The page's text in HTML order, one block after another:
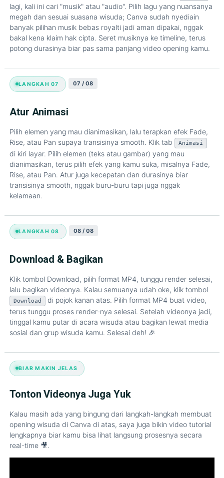
lagi, kali ini cari "musik" atau "audio". Pilih lagu yang nuansanya
megah dan sesuai suasana wisuda; Canva sudah nyediain
banyak pilihan musik bebas royalti jadi aman dipakai, nggak
bakal kena klaim hak cipta. Seret musiknya ke timeline, terus
potong durasinya biar pas sama panjang video opening kamu.
LANGKAH 07 07 / 08
Atur Animasi
Pilih elemen yang mau dianimasikan, lalu terapkan efek Fade,
Rise, atau Pan supaya transisinya smooth. Klik tab
Animasi
di kiri layar. Pilih elemen (teks atau gambar) yang mau
dianimasikan, terus pilih efek yang kamu suka, misalnya Fade,
Rise, atau Pan. Atur juga kecepatan dan durasinya biar
transisinya smooth, nggak buru-buru tapi juga nggak
kelamaan.
LANGKAH 08 08 / 08
Download & Bagikan
Klik tombol Download, pilih format MP4, tunggu render selesai,
lalu bagikan videonya. Kalau semuanya udah oke, klik tombol
Download
di pojok kanan atas. Pilih format MP4 buat video,
terus tunggu proses render-nya selesai. Setelah videonya jadi,
tinggal kamu putar di acara wisuda atau bagikan lewat media
sosial dan grup wisuda kamu. Selesai deh! 🎉
BIAR MAKIN JELAS
Tonton Videonya Juga Yuk
Kalau masih ada yang bingung dari langkah-langkah membuat
opening wisuda di Canva di atas, saya juga bikin video tutorial
lengkapnya biar kamu bisa lihat langsung prosesnya secara
real-time 🎥.